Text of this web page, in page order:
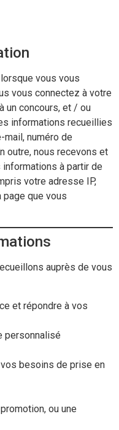
vous vous
vous connectez à votre
un concours, et / ou
informations recueillies
numéro de
outre, nous recevons et
à partir de
votre adresse IP,
que vous
auprès de vous
et répondre à vos
personnalisé
besoins de prise en
ou une